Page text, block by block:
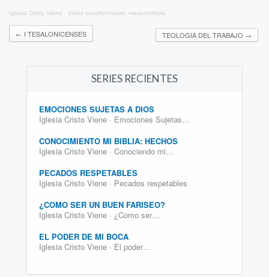
Iglesia Cristo Viene · Vidas transformadas: metamorfosis
← I TESALONICENSES TEOLOGIA DEL TRABAJO →
SERIES RECIENTES
EMOCIONES SUJETAS A DIOS
Iglesia Cristo Viene · Emociones Sujetas…
CONOCIMIENTO MI BIBLIA: HECHOS
Iglesia Cristo Viene · Conociendo mi…
PECADOS RESPETABLES
Iglesia Cristo Viene · Pecados respetables
¿COMO SER UN BUEN FARISEO?
Iglesia Cristo Viene · ¿Como ser…
EL PODER DE MI BOCA
Iglesia Cristo Viene · El poder…